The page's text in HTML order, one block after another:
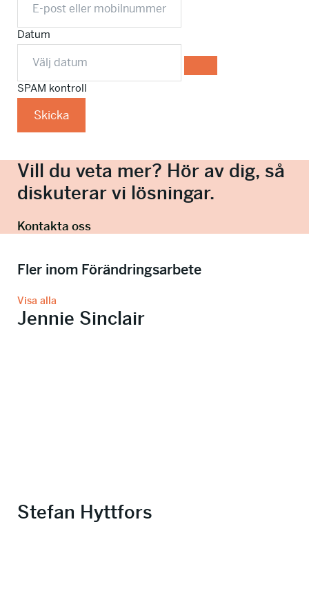
Datum
SPAM kontroll
Skicka
Vill du veta mer? Hör av dig, så
diskuterar vi lösningar.
Kontakta oss
Fler inom Förändringsarbete
Visa alla
Jennie Sinclair
Stefan Hyttfors